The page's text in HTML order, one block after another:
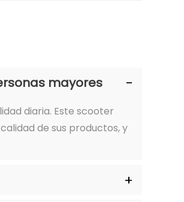
mayores
diaria. Este scooter
de sus productos, y